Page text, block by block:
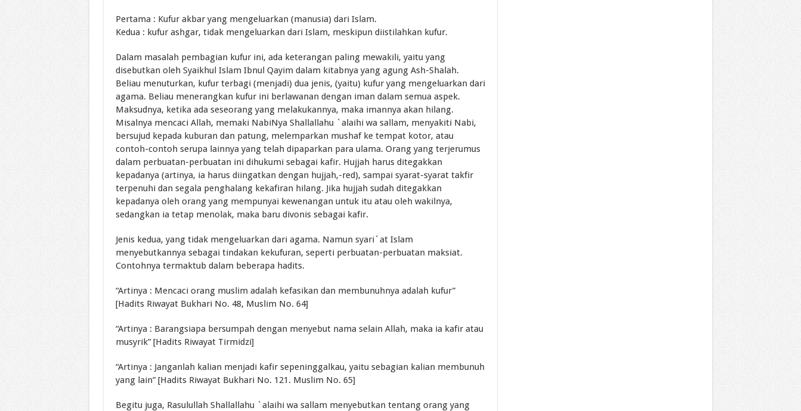
Pertama : Kufur akbar yang mengeluarkan (manusia) dari Islam.
Kedua : kufur ashgar, tidak mengeluarkan dari Islam, meskipun diistilahkan kufur.
Dalam masalah pembagian kufur ini, ada keterangan paling mewakili, yaitu yang
disebutkan oleh Syaikhul Islam Ibnul Qayim dalam kitabnya yang agung Ash-Shalah.
Beliau menuturkan, kufur terbagi (menjadi) dua jenis, (yaitu) kufur yang mengeluarkan dari
agama. Beliau menerangkan kufur ini berlawanan dengan iman dalam semua aspek.
Maksudnya, ketika ada seseorang yang melakukannya, maka imannya akan hilang.
Misalnya mencaci Allah, memaki NabiNya Shallallahu `alaihi wa sallam, menyakiti Nabi,
bersujud kepada kuburan dan patung, melemparkan mushaf ke tempat kotor, atau
contoh-contoh serupa lainnya yang telah dipaparkan para ulama. Orang yang terjerumus
dalam perbuatan-perbuatan ini dihukumi sebagai kafir. Hujjah harus ditegakkan
kepadanya (artinya, ia harus diingatkan dengan hujjah,-red), sampai syarat-syarat takfir
terpenuhi dan segala penghalang kekafiran hilang. Jika hujjah sudah ditegakkan
kepadanya oleh orang yang mempunyai kewenangan untuk itu atau oleh wakilnya,
sedangkan ia tetap menolak, maka baru divonis sebagai kafir.
Jenis kedua, yang tidak mengeluarkan dari agama. Namun syari´at Islam
menyebutkannya sebagai tindakan kekufuran, seperti perbuatan-perbuatan maksiat.
Contohnya termaktub dalam beberapa hadits.
“Artinya : Mencaci orang muslim adalah kefasikan dan membunuhnya adalah kufur”
[Hadits Riwayat Bukhari No. 48, Muslim No. 64]
“Artinya : Barangsiapa bersumpah dengan menyebut nama selain Allah, maka ia kafir atau
musyrik” [Hadits Riwayat Tirmidzi]
“Artinya : Janganlah kalian menjadi kafir sepeninggalkau, yaitu sebagian kalian membunuh
yang lain” [Hadits Riwayat Bukhari No. 121. Muslim No. 65]
Begitu juga, Rasulullah Shallallahu `alaihi wa sallam menyebutkan tentang orang yang